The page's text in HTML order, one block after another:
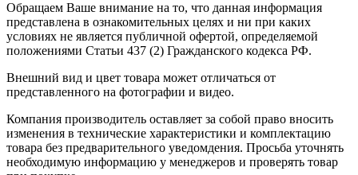
Обращаем Ваше внимание на то, что данная информация
представлена в ознакомительных целях и ни при каких
условиях не является публичной офертой, определяемой
положениями Статьи 437 (2) Гражданского кодекса РФ.
Внешний вид и цвет товара может отличаться от
представленного на фотографии и видео.
Компания производитель оставляет за собой право вносить
изменения в технические характеристики и комплектацию
товара без предварительного уведомдения. Просьба уточнять
необходимую информацию у менеджеров и проверять товар